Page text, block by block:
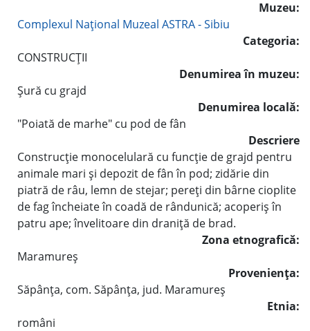
Muzeu:
Complexul Naţional Muzeal ASTRA - Sibiu
Categoria:
CONSTRUCŢII
Denumirea în muzeu:
Şură cu grajd
Denumirea locală:
"Poiată de marhe" cu pod de fân
Descriere
Construcţie monocelulară cu funcţie de grajd pentru
animale mari şi depozit de fân în pod; zidărie din
piatră de râu, lemn de stejar; pereţi din bârne cioplite
de fag încheiate în coadă de rândunică; acoperiş în
patru ape; învelitoare din draniţă de brad.
Zona etnografică:
Maramureş
Provenienţa:
Săpânţa, com. Săpânţa, jud. Maramureş
Etnia:
români